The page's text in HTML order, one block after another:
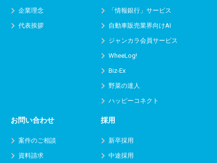
企業理念
代表挨拶
「情報銀行」サービス
自動車販売業界向けAI
ジャンカラ会員サービス
WheeLog!
Biz-Ex
野菜の達人
ハッピーコネクト
お問い合わせ
案件のご相談
資料請求
採用
新卒採用
中途採用